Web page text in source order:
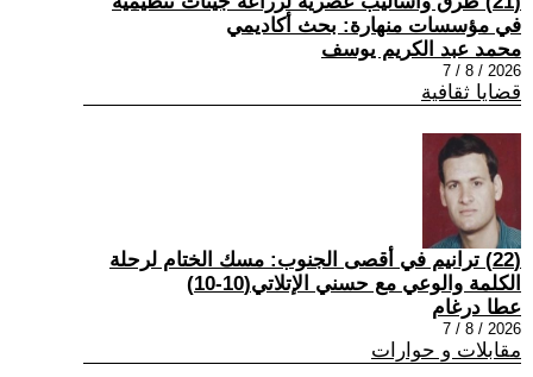
في مؤسسات منهارة: بحث أكاديمي
محمد عبد الكريم يوسف
2026 / 8 / 7
قضايا ثقافية
(22) ترانيم في أقصى الجنوب: مسك الختام لرحلة
الكلمة والوعي مع حسني الإتلاتي(10-10)
عطا درغام
2026 / 8 / 7
مقابلات و حوارات